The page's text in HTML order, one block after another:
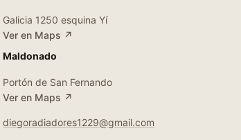
Galicia 1250 esquina Yí
Ver en Maps ↗
Maldonado
Portón de San Fernando
Ver en Maps ↗
diegoradiadores1229@gmail.com